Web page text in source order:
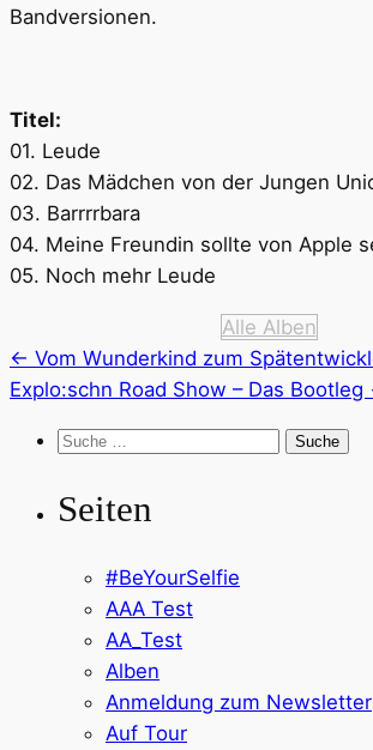
Bandversionen.
Titel:
01. Leude
02. Das Mädchen von der Jungen
03. Barrrrbara
04. Meine Freundin sollte von Apple
05. Noch mehr Leude
Alle Alben
← Vom Wunderkind zum
Explo:schn Road Show – Das Bootleg
Suche
Seiten
#BeYourSelfie
AAA Test
AA_Test
Alben
Anmeldung zum Newsletter
Auf Tour